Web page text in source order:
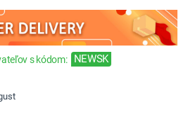
s kódom: NEWSK